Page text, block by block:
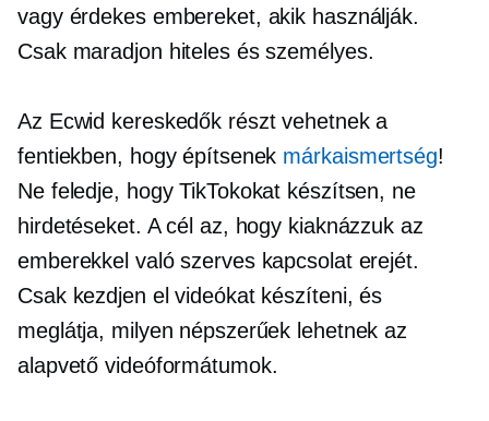
vagy érdekes embereket, akik használják.
Csak maradjon hiteles és személyes.
Az Ecwid kereskedők részt vehetnek a
fentiekben, hogy építsenek márkaismertség!
Ne feledje, hogy TikTokokat készítsen, ne
hirdetéseket. A cél az, hogy kiaknázzuk az
emberekkel való szerves kapcsolat erejét.
Csak kezdjen el videókat készíteni, és
meglátja, milyen népszerűek lehetnek az
alapvető videóformátumok.